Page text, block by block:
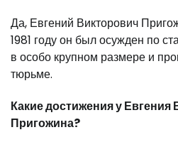
Да, Евгений Викторович
1981 году он был осужден по
в особо крупном размере и
тюрьме.
Какие достижения у Евгения
Пригожина?